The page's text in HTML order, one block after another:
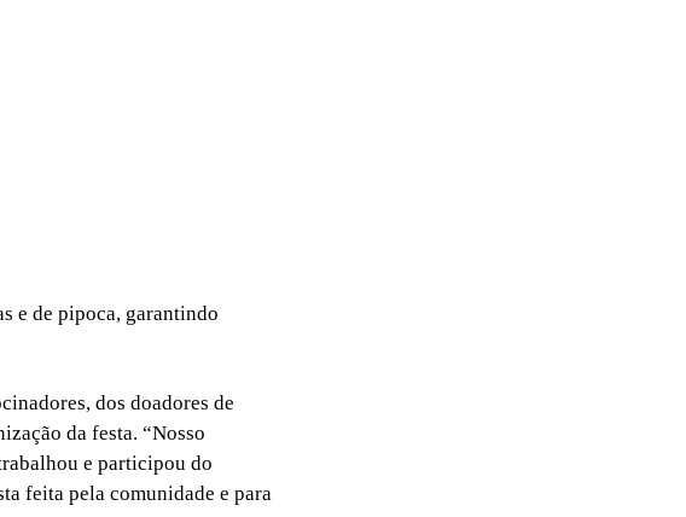
e de pipoca, garantindo
dos doadores de
da festa. “Nosso
e participou do
feita pela comunidade e para